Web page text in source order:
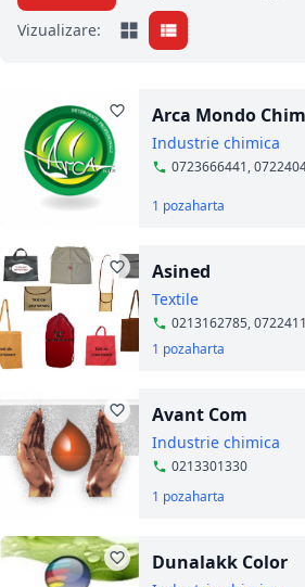
Vizualizare:
Arca Mondo Chim
Industrie chimica
0723666441,
1 pozaharta
Asined
Textile
0213162785,
1 pozaharta
Avant Com
Industrie chimica
0213301330
1 pozaharta
Dunalakk Color